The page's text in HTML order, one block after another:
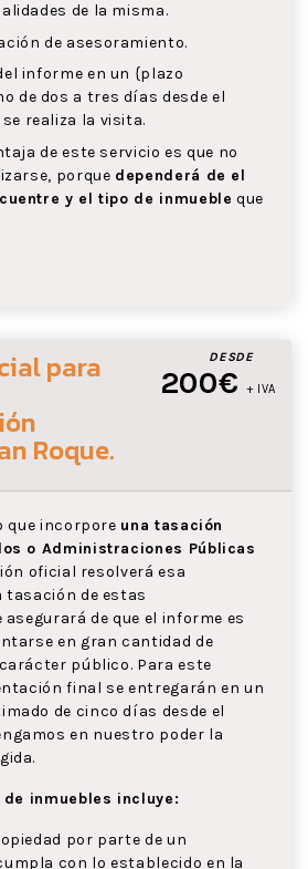
de la misma.
de asesoramiento.
informe en un {plazo
de dos a tres días desde el
realiza la visita.
de este servicio es que no
porque dependerá de el
y el tipo de inmueble que
DESDE
200€ + IVA
para
Roque.
que incorpore una tasación
o Administraciones Públicas
oficial resolverá esa
tasación de estas
de que el informe es
en gran cantidad de
público. Para este
final se entregarán en un
de cinco días desde el
en nuestro poder la
inmuebles incluye:
por parte de un
con lo establecido en la